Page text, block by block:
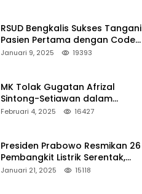
RSUD Bengkalis Sukses Tangani
Pasien Pertama dengan Code
Stroke
Januari 9, 2025 19393
MK Tolak Gugatan Afrizal
Sintong-Setiawan dalam
Sengketa Pilkada Rokan Hilir
Februari 4, 2025 16427
Presiden Prabowo Resmikan 26
Pembangkit Listrik Serentak,
PLTA Asahan 3 Jadi Sorotan
Januari 21, 2025 15118